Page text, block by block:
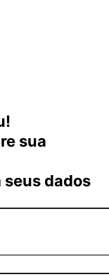
sua
seus dados